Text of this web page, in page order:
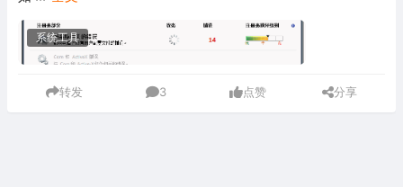
系统工具
转发 3 点赞 分享